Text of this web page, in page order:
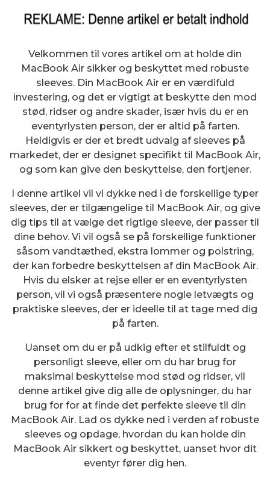
Velkommen til vores artikel om at holde din
MacBook Air sikker og beskyttet med robuste
sleeves. Din MacBook Air er en værdifuld
investering, og det er vigtigt at beskytte den mod
stød, ridser og andre skader, især hvis du er en
eventyrlysten person, der er altid på farten.
Heldigvis er der et bredt udvalg af sleeves på
markedet, der er designet specifikt til MacBook Air,
og som kan give den beskyttelse, den fortjener.
I denne artikel vil vi dykke ned i de forskellige typer
sleeves, der er tilgængelige til MacBook Air, og give
dig tips til at vælge det rigtige sleeve, der passer til
dine behov. Vi vil også se på forskellige funktioner
såsom vandtæthed, ekstra lommer og polstring,
der kan forbedre beskyttelsen af din MacBook Air.
Hvis du elsker at rejse eller er en eventyrlysten
person, vil vi også præsentere nogle letvægts og
praktiske sleeves, der er ideelle til at tage med dig
på farten.
Uanset om du er på udkig efter et stilfuldt og
personligt sleeve, eller om du har brug for
maksimal beskyttelse mod stød og ridser, vil
denne artikel give dig alle de oplysninger, du har
brug for for at finde det perfekte sleeve til din
MacBook Air. Lad os dykke ned i verden af robuste
sleeves og opdage, hvordan du kan holde din
MacBook Air sikkert og beskyttet, uanset hvor dit
eventyr fører dig hen.